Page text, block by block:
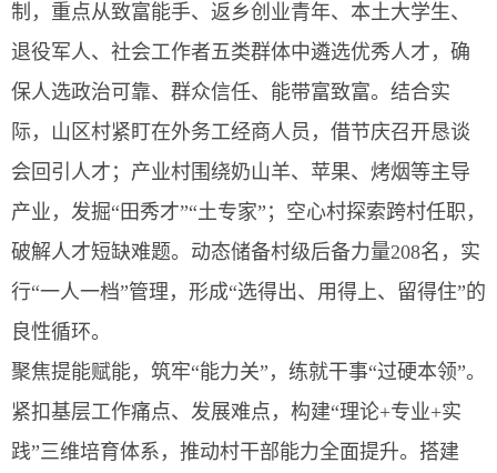
制，重点从致富能手、返乡创业青年、本土大学生、
退役军人、社会工作者五类群体中遴选优秀人才，确
保人选政治可靠、群众信任、能带富致富。结合实
际，山区村紧盯在外务工经商人员，借节庆召开恳谈
会回引人才；产业村围绕奶山羊、苹果、烤烟等主导
产业，发掘“田秀才”“土专家”；空心村探索跨村任职，
破解人才短缺难题。动态储备村级后备力量208名，实
行“一人一档”管理，形成“选得出、用得上、留得住”的
良性循环。
聚焦提能赋能，筑牢“能力关”，练就干事“过硬本领”。
紧扣基层工作痛点、发展难点，构建“理论+专业+实
践”三维培育体系，推动村干部能力全面提升。搭建